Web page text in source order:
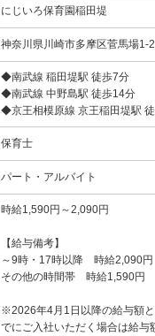
にじいろ保育園稲田堤
神奈川県川崎市多摩区菅馬場1-
◆南武線 稲田堤駅 徒歩7分
◆南武線 中野島駅 徒歩14分
◆京王相模原線 京王稲田堤駅
保育士
パート・アルバイト
時給1,590円～2,090円
【給与備考】
～9時・17時以降 時給2,090円
その他の時間帯 時給1,590円
※2026年4月1日以降の給与額
でにご入社いただく場合は給与